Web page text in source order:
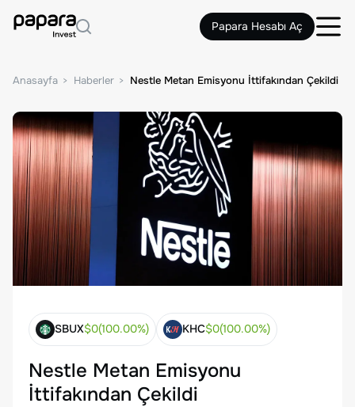
Papara Hesabı Aç
Anasayfa Haberler Nestle Metan Emisyonu İttifakından Çekildi
SBUX$0(100.00%) KHC$0(100.00%)
Nestle Metan Emisyonu
İttifakından Çekildi